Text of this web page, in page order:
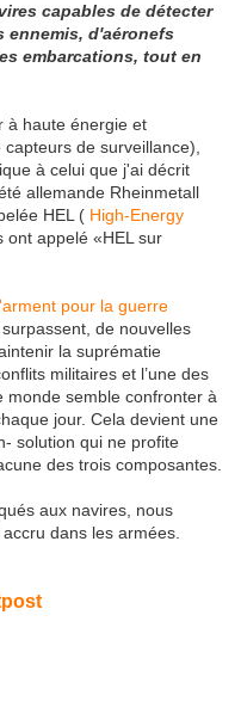
capables de détecter
ennemis, d'aéronefs
embarcations, tout en
à haute énergie et
de surveillance),
à celui que j'ai décrit
allemande Rheinmetall
HEL ( High-Energy
ont appelé «HEL sur
pour la guerre
de nouvelles
la suprématie
militaires et l’une des
monde semble confronter à
jour. Cela devient une
solution qui ne profite
des trois composantes.
aux navires, nous
dans les armées.